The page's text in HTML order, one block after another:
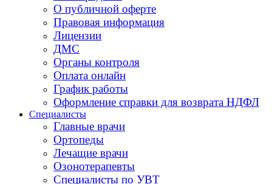
О публичной оферте
Правовая информация
Лицензии
ДМС
Органы контроля
Оплата онлайн
График работы
Оформление справки для возврата НДФЛ
Специалисты
Главные врачи
Ортопеды
Лечащие врачи
Озонотерапевты
Специалисты по УВТ